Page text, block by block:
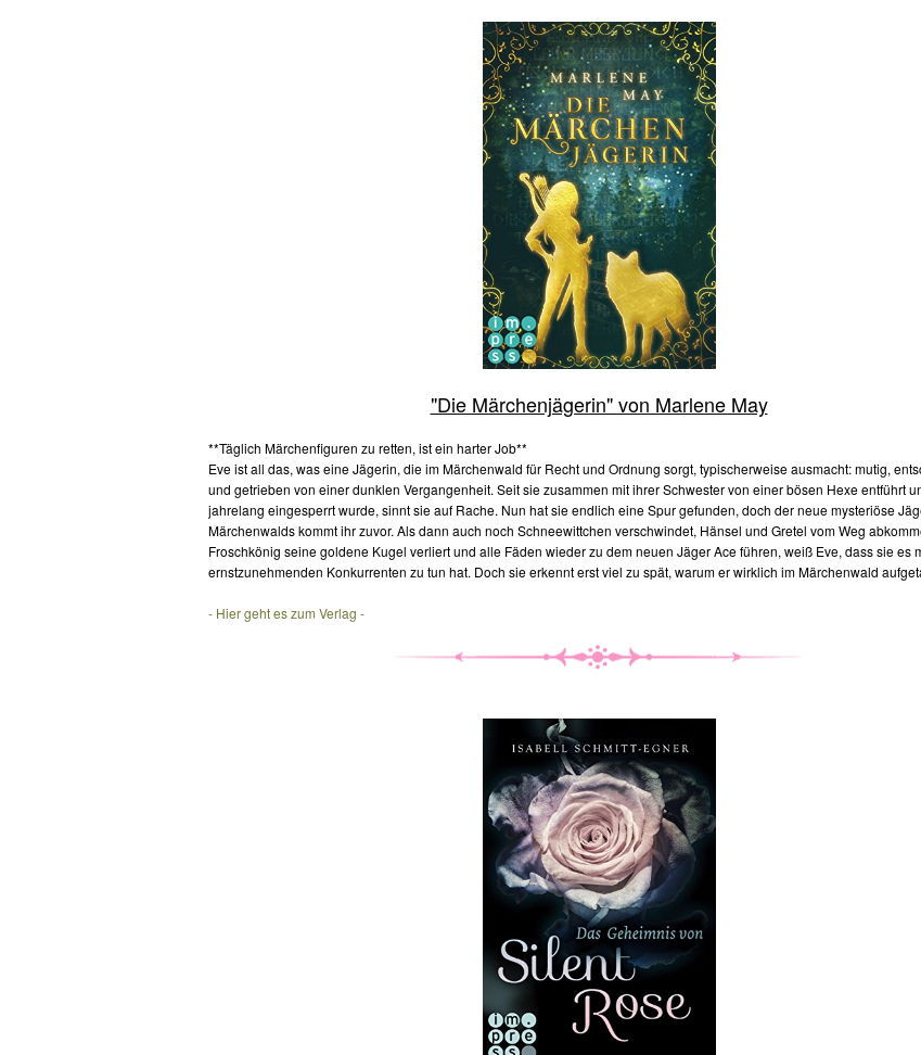
"Die Märchenjägerin" von Marlene May
**Täglich Märchenfiguren zu retten, ist ein harter Job**
Eve ist all das, was eine Jägerin, die im Märchenwald für Recht und Ordnung sorgt, typischerweise ausmacht: mutig,
und getrieben von einer dunklen Vergangenheit. Seit sie zusammen mit ihrer Schwester von einer bösen Hexe entführt
jahrelang eingesperrt wurde, sinnt sie auf Rache. Nun hat sie endlich eine Spur gefunden, doch der neue mysteriöse
Märchenwalds kommt ihr zuvor. Als dann auch noch Schneewittchen verschwindet, Hänsel und Gretel vom Weg
Froschkönig seine goldene Kugel verliert und alle Fäden wieder zu dem neuen Jäger Ace führen, weiß Eve, dass sie es
ernstzunehmenden Konkurrenten zu tun hat. Doch sie erkennt erst viel zu spät, warum er wirklich im Märchenwald
- Hier geht es zum Verlag -